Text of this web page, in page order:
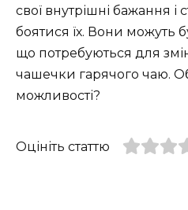
свої внутрішні бажання і
боятися їх. Вони можуть
що потребуються для
чашечки гарячого чаю.
можливості?
Оцініть статтю